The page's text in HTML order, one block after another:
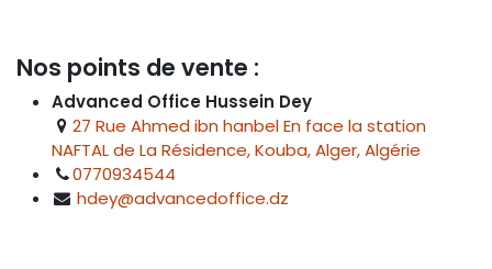
Nos points de vente :
Advanced Office Hussein Dey
27 Rue Ahmed ibn hanbel En face la station
NAFTAL de La Résidence, Kouba, Alger, Algérie
0770934544
hdey@advancedoffice.dz